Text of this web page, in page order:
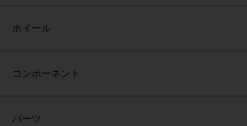
ホイール
コンポーネント
パーツ